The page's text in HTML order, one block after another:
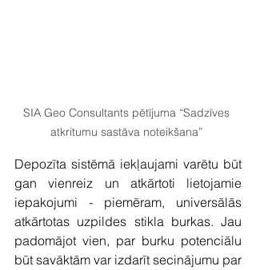
SIA Geo Consultants pētījuma “Sadzīves
atkritumu sastāva noteikšana”
Depozīta sistēmā iekļaujami varētu būt
gan vienreiz un atkārtoti lietojamie
iepakojumi - piemēram, universālās
atkārtotas uzpildes stikla burkas. Jau
padomājot vien, par burku potenciālu
būt savāktām var izdarīt secinājumu par